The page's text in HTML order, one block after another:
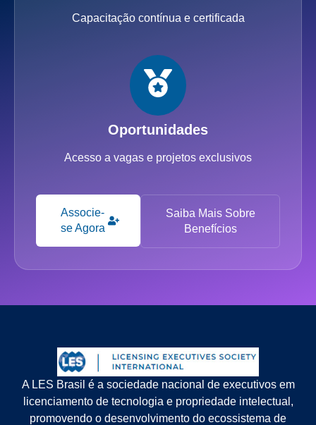
Capacitação contínua e certificada
Oportunidades
Acesso a vagas e projetos exclusivos
Associe-
se Agora
Saiba Mais Sobre
Benefícios
A LES Brasil é a sociedade nacional de executivos em
licenciamento de tecnologia e propriedade intelectual,
promovendo o desenvolvimento do ecossistema de